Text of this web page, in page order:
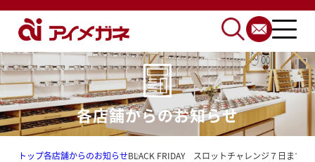
各店舗からのお知らせ
トップ各店舗からのお知らせBLACK FRIDAY スロットチャレンジ７日まで！